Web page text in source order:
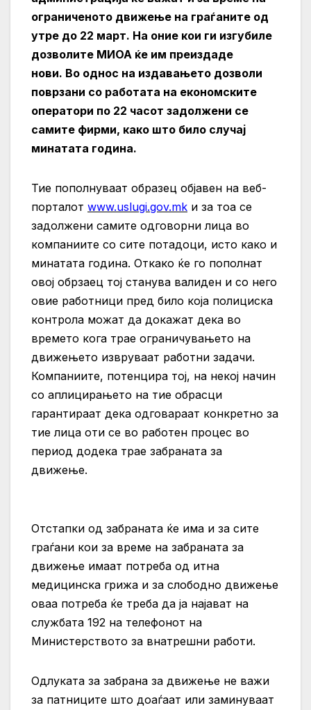
ограниченото движење на граѓаните од
утре до 22 март. На оние кои ги изгубиле
дозволите МИОА ќе им преиздаде
нови. Во однос на издавањето дозволи
поврзани со работата на економските
оператори по 22 часот задолжени се
самите фирми, како што било случај
минатата година.
Тие пополнуваат образец објавен на веб-
порталот www.uslugi.gov.mk и за тоа се
задолжени самите одговорни лица во
компаниите со сите потадоци, исто како и
минатата година. Oткако ќе го пополнат
овој обрзаец тој станува валиден и со него
овие работници пред било која полициска
контрола можат да докажат дека во
времето кога трае ограничувањето на
движењето извруваат работни задачи.
Компаниите, потенцира тој, на некој начин
со аплицирањето на тие обрасци
гарантираат дека одговараат конкретно за
тие лица оти се во работен процес во
период додека трае забраната за
движење.
Отстапки од забраната ќе има и за сите
граѓани кои за време на забраната за
движење имаат потреба од итна
медицинска грижа и за слободно движење
оваа потреба ќе треба да ја најават на
службата 192 на телефонот на
Министерството за внатрешни работи.
Одлуката за забрана за движење не важи
за патниците што доаѓаат или заминуваат